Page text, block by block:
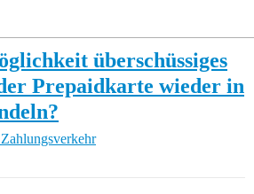
überschüssiges
Prepaidkarte wieder in